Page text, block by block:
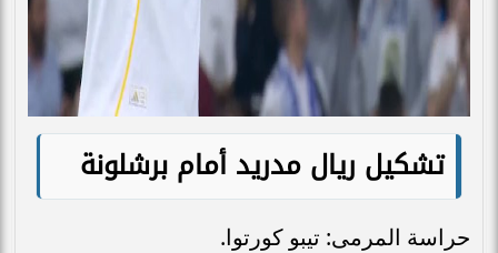
تشكيل ريال مدريد أمام برشلونة
حراسة المرمى: تيبو كورتوا.